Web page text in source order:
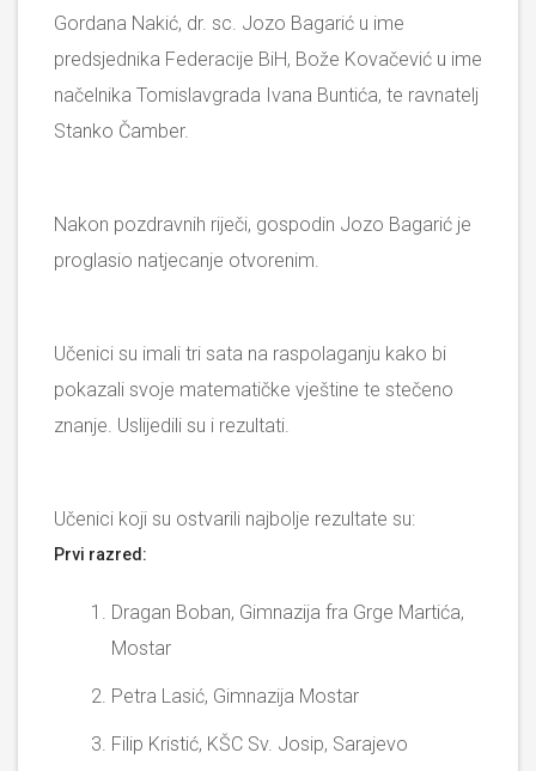
Gordana Nakić, dr. sc. Jozo Bagarić u ime
predsjednika Federacije BiH, Bože Kovačević u ime
načelnika Tomislavgrada Ivana Buntića, te ravnatelj
Stanko Čamber.
Nakon pozdravnih riječi, gospodin Jozo Bagarić je
proglasio natjecanje otvorenim.
Učenici su imali tri sata na raspolaganju kako bi
pokazali svoje matematičke vještine te stečeno
znanje. Uslijedili su i rezultati.
Učenici koji su ostvarili najbolje rezultate su:
Prvi razred:
Dragan Boban, Gimnazija fra Grge Martića,
Mostar
Petra Lasić, Gimnazija Mostar
Filip Kristić, KŠC Sv. Josip, Sarajevo